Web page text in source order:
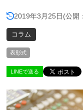
2019年3月25日(公開
コラム
表彰式
LINEで送る